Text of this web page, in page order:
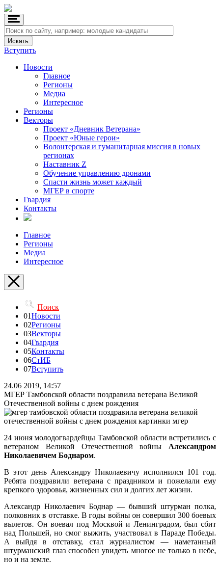
Вступить
Новости
Главное
Регионы
Медиа
Интересное
Регионы
Векторы
Проект «Дневник Ветерана»
Проект «Юные герои»
Волонтерская и гуманитарная миссия в новых
регионах
Наставник Z
Обучение управлению дронами
Спасти жизнь может каждый
МГЕР в спорте
Гвардия
Контакты
Главное
Регионы
Медиа
Интересное
Поиск
01Новости
02Регионы
03Векторы
04Гвардия
05Контакты
06СтИБ
07Вступить
24.06 2019, 14:57
МГЕР Тамбовской области поздравила ветерана Великой
Отечественной войны с днем рождения
24 июня молодогвардейцы Тамбовской области встретились с
ветераном Великой Отечественной войны Александром
Николаевичем Боднаром.
В этот день Александру Николаевичу исполнился 101 год.
Ребята поздравили ветерана с праздником и пожелали ему
крепкого здоровья, жизненных сил и долгих лет жизни.
Александр Николаевич Боднар — бывший штурман полка,
полковник в отставке. В годы войны он совершил 300 боевых
вылетов. Он воевал под Москвой и Ленинградом, был сбит
над Польшей, но смог выжить, участвовал в Параде Победы.
А выйдя в отставку, стал журналистом — наметанный
штурманский глаз способен увидеть многое не только в небе,
но и на земле.